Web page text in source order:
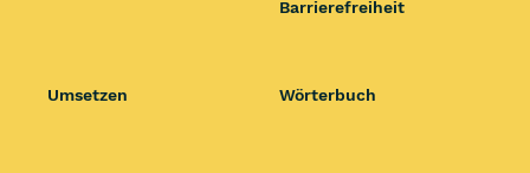
Umsetzen
Barrierefreiheit
Wörterbuch